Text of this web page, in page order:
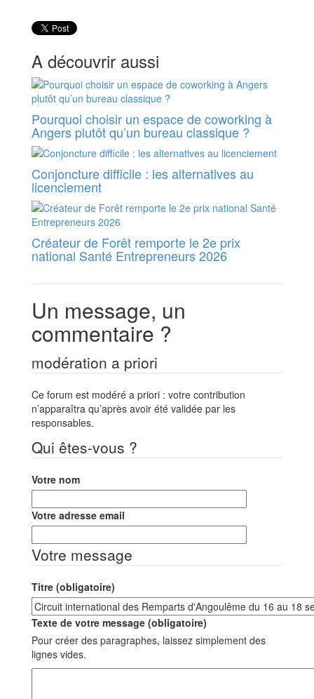
A découvrir aussi
Pourquoi choisir un espace de coworking à
Angers plutôt qu’un bureau classique ?
Conjoncture difficile : les alternatives au
licenciement
Créateur de Forêt remporte le 2e prix
national Santé Entrepreneurs 2026
Un message, un
commentaire ?
modération a priori
Ce forum est modéré a priori : votre contribution
n’apparaîtra qu’après avoir été validée par les
responsables.
Qui êtes-vous ?
Votre nom
Votre adresse email
Votre message
Titre (obligatoire)
Texte de votre message (obligatoire)
Pour créer des paragraphes, laissez simplement des
lignes vides.